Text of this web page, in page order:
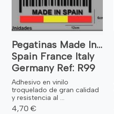
Pegatinas Made In...
Spain France Italy
Germany Ref: R99
Adhesivo en vinilo
troquelado de gran calidad
y resistencia al ...
4,70 €